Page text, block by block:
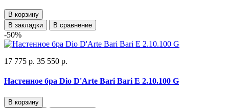
В корзину
В закладки
В сравнение
-50%
17 775 р. 35 550 р.
Настенное бра Dio D'Arte Bari Bari E 2.10.100 G
В корзину